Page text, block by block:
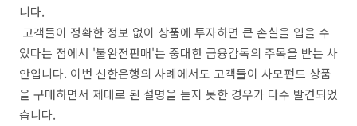
니다.
고객들이 정확한 정보 없이 상품에 투자하면 큰 손실을 입을 수
있다는 점에서 '불완전판매'는 중대한 금융감독의 주목을 받는 사
안입니다. 이번 신한은행의 사례에서도 고객들이 사모펀드 상품
을 구매하면서 제대로 된 설명을 듣지 못한 경우가 다수 발견되었
습니다.